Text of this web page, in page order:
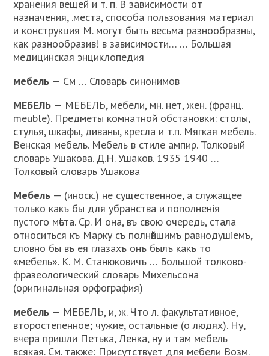
хранения вещей и т. п. В зависимости от
назначения, .места, способа пользования материал
и конструкция М. могут быть весьма разнообразны,
как разнообразив! в зависимости… … Большая
медицинская энциклопедия
мебель — См … Словарь синонимов
МЕБЕЛЬ — МЕБЕЛЬ, мебели, мн. нет, жен. (франц.
meuble). Предметы комнатной обстановки: столы,
стулья, шкафы, диваны, кресла и т.п. Мягкая мебель.
Венская мебель. Мебель в стиле ампир. Толковый
словарь Ушакова. Д.Н. Ушаков. 1935 1940 …
Толковый словарь Ушакова
Мебель — (иноск.) не существенное, а служащее
только какъ бы для убранства и пополненія
пустого мѣста. Ср. И она, въ свою очередь, стала
относиться къ Марку съ полнѣйшимъ равнодушіемъ,
словно бы въ ея глазахъ онъ былъ какъ то
«мебель». К. М. Станюковичъ … Большой толково-
фразеологический словарь Михельсона
(оригинальная орфография)
мебель — МЕБЕЛЬ, и, ж. Что л. факультативное,
второстепенное; чужие, остальные (о людях). Ну,
вчера пришли Петька, Ленка, ну и там мебель
всякая. См. также: Присутствует для мебели Возм.